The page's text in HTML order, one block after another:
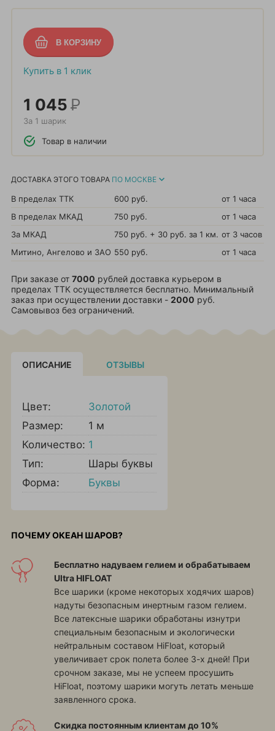
Купить в 1 клик
1 045Р
За 1 шарик
Товар в наличии
ДОСТАВКА ЭТОГО ТОВАРА ПО МОСКВЕ
В пределах ТТК 600 руб.
от 1 часа
В пределах МКАД
750 руб.
от 1 часа
За МКАД
750 руб. + 30 руб. за 1 км. от 3 часов
Митино, Ангелово и ЗАО 550 руб. от 1 часа
При заказе от 7000 рублей доставка курьером в
пределах ТТК осуществляется бесплатно. Минимальный
заказ при осуществлении доставки - 2000 руб.
Самовывоз без ограничений.
ОПИСАНИЕ ОТЗЫВЫ
Цвет:
Золотой
Размер:
1 м
Количество: 1
Тип:
Шары буквы
Форма:
Буквы
ПОЧЕМУ ОКЕАН ШАРОВ?
Бесплатно надуваем гелием и обрабатываем
Ultra HIFLOAT
Все шарики (кроме некоторых ходячих шаров)
надуты безопасным инертным газом гелием.
Все латексные шарики обработаны изнутри
специальным безопасным и экологически
нейтральным составом HiFloat, который
увеличивает срок полета более 3-х дней! При
срочном заказе, мы не успеем просушить
HiFloat, поэтому шарики могуть летать меньше
заявленного срока.
Скидка постоянным клиентам до 10%